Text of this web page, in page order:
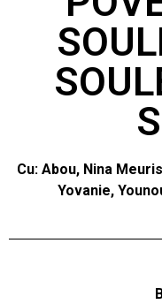
Cu: Abou, Nina
Yovanie,